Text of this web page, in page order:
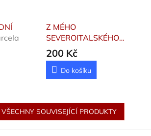
Z MÉHO
SEVEROITALSKÉHO
DENÍKU
200 Kč
Do košíku
SOUVISEJÍCÍ PRODUKTY